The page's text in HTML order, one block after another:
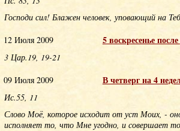
Господи сил! Блажен человек, уповающий на
12 Июля 2009
5 воскресенье
3 Цар.19, 19-21
09 Июля 2009
В четверг на 4
Ис.55, 11
Слово Моё, которое исходит от уст Моих, -
исполняет то, что Мне угодно, и совершает